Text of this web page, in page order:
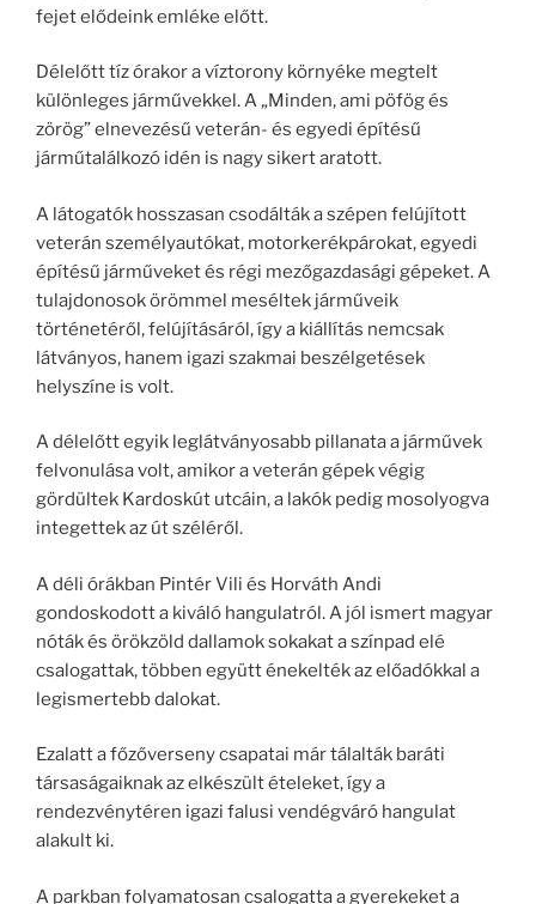
fejet elődeink emléke előtt.
Délelőtt tíz órakor a víztorony környéke megtelt
különleges járművekkel. A „Minden, ami pöfög és
zörög” elnevezésű veterán- és egyedi építésű
járműtalálkozó idén is nagy sikert aratott.
A látogatók hosszasan csodálták a szépen felújított
veterán személyautókat, motorkerékpárokat, egyedi
építésű járműveket és régi mezőgazdasági gépeket. A
tulajdonosok örömmel meséltek járműveik
történetéről, felújításáról, így a kiállítás nemcsak
látványos, hanem igazi szakmai beszélgetések
helyszíne is volt.
A délelőtt egyik leglátványosabb pillanata a járművek
felvonulása volt, amikor a veterán gépek végig
gördültek Kardoskút utcáin, a lakók pedig mosolyogva
integettek az út széléről.
A déli órákban Pintér Vili és Horváth Andi
gondoskodott a kiváló hangulatról. A jól ismert magyar
nóták és örökzöld dallamok sokakat a színpad elé
csalogattak, többen együtt énekelték az előadókkal a
legismertebb dalokat.
Ezalatt a főzőverseny csapatai már tálalták baráti
társaságaiknak az elkészült ételeket, így a
rendezvénytéren igazi falusi vendégváró hangulat
alakult ki.
A parkban folyamatosan csalogatta a gyerekeket a